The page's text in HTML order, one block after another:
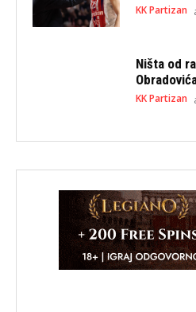
KK Partizan
Ništa od
KK Partizan